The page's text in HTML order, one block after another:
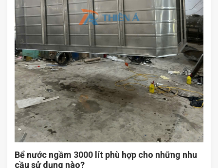
Bể nước ngầm 3000 lít phù hợp cho những nhu
cầu sử dụng nào?